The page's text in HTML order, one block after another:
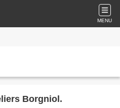
MENU
Borgniol.